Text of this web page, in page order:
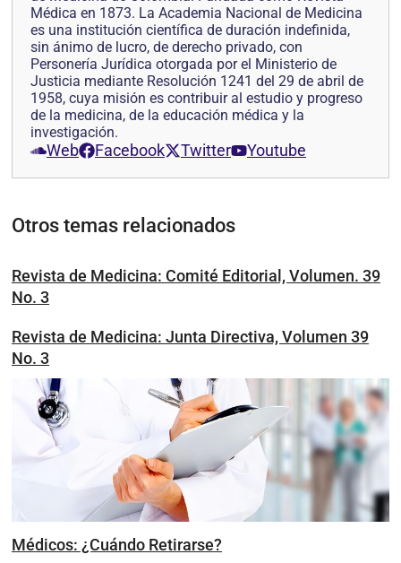
Médica en 1873. La Academia Nacional de Medicina
es una institución científica de duración indefinida,
sin ánimo de lucro, de derecho privado, con
Personería Jurídica otorgada por el Ministerio de
Justicia mediante Resolución 1241 del 29 de abril de
1958, cuya misión es contribuir al estudio y progreso
de la medicina, de la educación médica y la
investigación.
Web Facebook Twitter Youtube
Otros temas relacionados
Revista de Medicina: Comité Editorial, Volumen. 39
No. 3
Revista de Medicina: Junta Directiva, Volumen 39
No. 3
Médicos: ¿Cuándo Retirarse?